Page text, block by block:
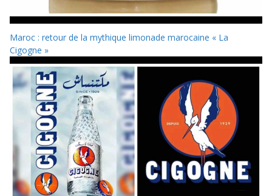
Maroc : retour de la mythique limonade marocaine « La
Cigogne »